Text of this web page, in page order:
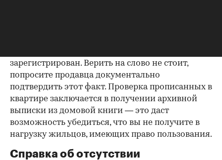
зарегистрирован. Верить на слово не стоит,
попросите продавца документально
подтвердить этот факт. Проверка прописанных в
квартире заключается в получении архивной
выписки из домовой книги — это даст
возможность убедиться, что вы не получите в
нагрузку жильцов, имеющих право пользования.
Справка об отсутствии